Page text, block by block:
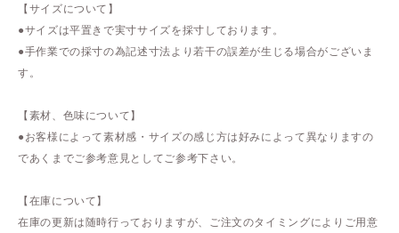
【サイズについて】
●サイズは平置きで実寸サイズを採寸しております。
●手作業での採寸の為記述寸法より若干の誤差が生じる場合がございま
す。
【素材、色味について】
●お客様によって素材感・サイズの感じ方は好みによって異なりますの
であくまでご参考意見としてご参考下さい。
【在庫について】
在庫の更新は随時行っておりますが、ご注文のタイミングによりご用意